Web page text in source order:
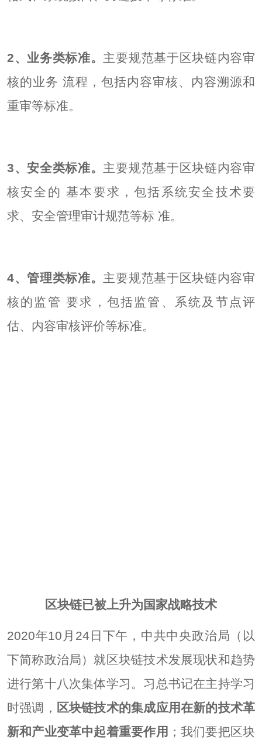
2、业务类标准。 主要规范基于区块链内容审
核的业务 流程，包括内容审核、内容溯源和
重审等标准。
3、安全类标准。 主要规范基于区块链内容审
核安全的 基本要求，包括系统安全技术要
求、安全管理审计规范等标 准。
4、管理类标准。 主要规范基于区块链内容审
核的监管 要求，包括监管、系统及节点评
估、内容审核评价等标准。
区块链已被上升为国家战略技术
2020年10月24日下午，中共中央政治局（以
下简称政治局）就区块链技术发展现状和趋势
进行第十八次集体学习。习总书记在主持学习
时强调， 区块链技术的集成应用在新的技术革
新和产业变革中起着重要作用 ；我们要把区块